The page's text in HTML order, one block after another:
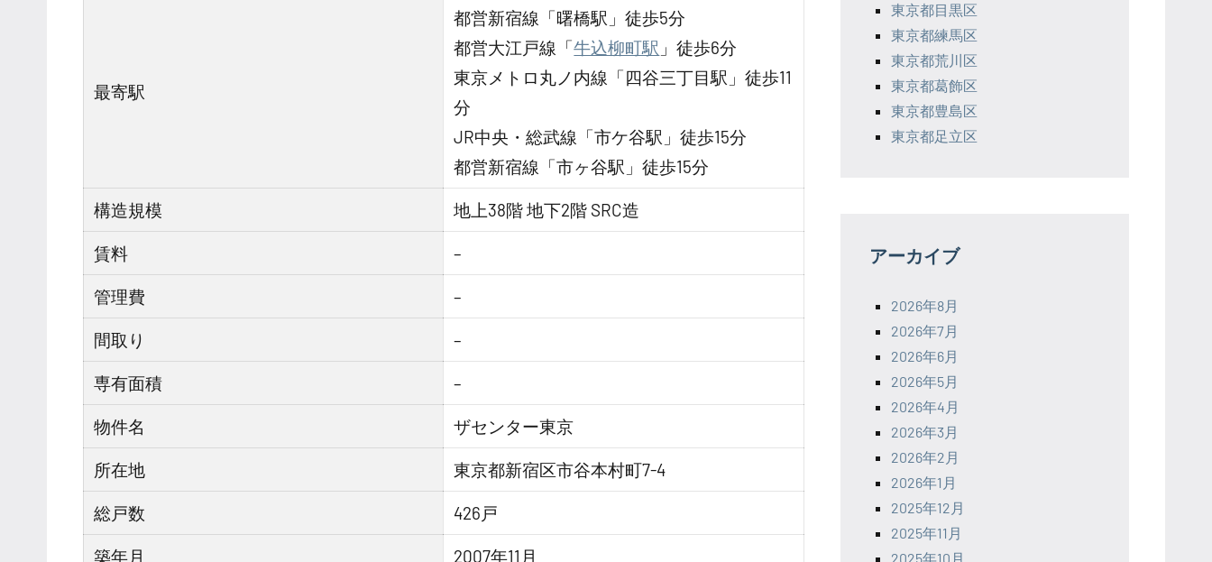
最寄駅
都営新宿線「曙橋駅」徒歩5分
都営大江戸線「牛込柳町駅 」徒歩6分
東京メトロ丸ノ内線「四谷三丁目駅」徒歩11
分
JR中央・総武線「市ケ谷駅」徒歩15分
都営新宿線「市ヶ谷駅」徒歩15分
構造規模 地上38階 地下2階 SRC造
賃料 –
管理費 –
間取り –
専有面積 –
物件名 ザセンター東京
所在地 東京都新宿区市谷本村町7-4
総戸数 426戸
築年月 2007年11月
東京都目黒区
東京都練馬区
東京都荒川区
東京都葛飾区
東京都豊島区
東京都足立区
アーカイブ
2026年8月
2026年7月
2026年6月
2026年5月
2026年4月
2026年3月
2026年2月
2026年1月
2025年12月
2025年11月
2025年10月